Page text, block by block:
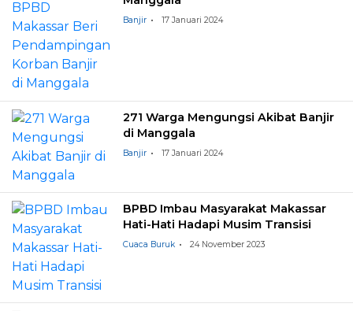
Banjir 17 Januari 2024
271 Warga Mengungsi Akibat Banjir
di Manggala
Banjir 17 Januari 2024
BPBD Imbau Masyarakat Makassar
Hati-Hati Hadapi Musim Transisi
Cuaca Buruk 24 November 2023